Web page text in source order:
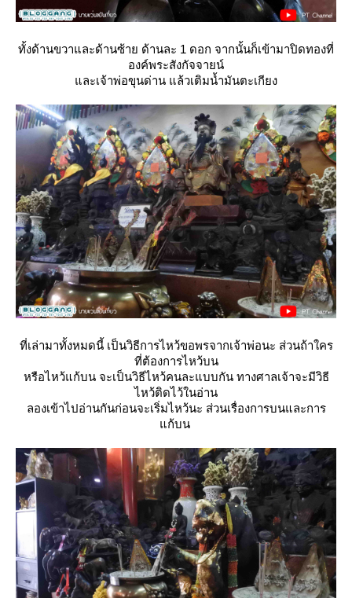
ทั้งด้านขวาและด้านซ้าย ด้านละ 1 ดอก จากนั้นก็เข้ามาปิดทองที่
องค์พระสังกัจจายน์
ละเจ้าพ่อขุนด่าน แล้วเติมน้ำมันตะเกียง
ที่เล่ามาทั้งหมดนี้ เป็นวิธีการไหว้ขอพรจากเจ้าพ่อนะ ส่วนถ้าใคร
ที่ต้องการไหว้บน
หรือไหว้แก้บน จะเป็นวิธีไหว้คนละแบบกัน ทางศาลเจ้าจะมีวิธี
ไหว้ติดไว้ในอ่าน
ลองเข้าไปอ่านกันก่อนจะเริ่มไหว้นะ ส่วนเรื่องการบนและการ
ก้บน